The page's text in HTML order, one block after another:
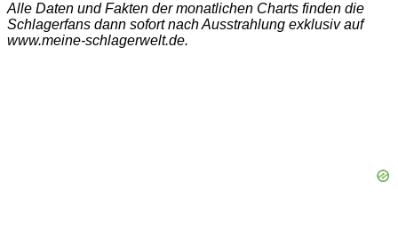
Alle Daten und Fakten der monatlichen Charts finden die
Schlagerfans dann sofort nach Ausstrahlung exklusiv auf
www.meine-schlagerwelt.de.